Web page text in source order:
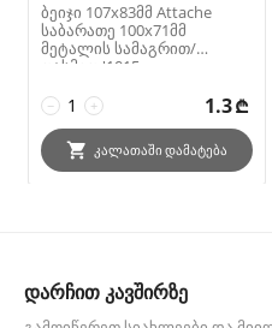
ბეიჯი 107х83მმ Attache
საბარათე 100х71მმ
მეტალის სამაგრით/
თასმით '1015
+
− 1.3₾
ᲙᲐᲚᲐᲗᲐᲨᲘ ᲓᲐᲛᲐᲢᲔᲑᲐ
დარჩით კავშირზე